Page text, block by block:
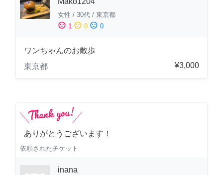
女性 / 30代 / 東京都
sentiment_satisfied 1 sentiment_neutral 0 sentiment_dissatisfied 0
ワンちゃんのお散歩
東京都
¥3,000
ありがとうございます！
依頼されたチケット
inana